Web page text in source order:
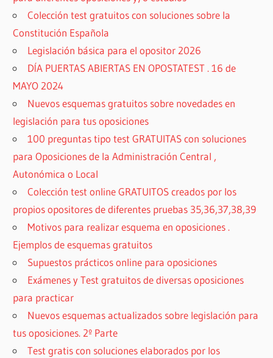
Colección test gratuitos con soluciones sobre la
Constitución Española
Legislación básica para el opositor 2026
DÍA PUERTAS ABIERTAS EN OPOSTATEST . 16 de
MAYO 2024
Nuevos esquemas gratuitos sobre novedades en
legislación para tus oposiciones
100 preguntas tipo test GRATUITAS con soluciones
para Oposiciones de la Administración Central ,
Autonómica o Local
Colección test online GRATUITOS creados por los
propios opositores de diferentes pruebas 35,36,37,38,39
Motivos para realizar esquema en oposiciones .
Ejemplos de esquemas gratuitos
Supuestos prácticos online para oposiciones
Exámenes y Test gratuitos de diversas oposiciones
para practicar
Nuevos esquemas actualizados sobre legislación para
tus oposiciones. 2º Parte
Test gratis con soluciones elaborados por los